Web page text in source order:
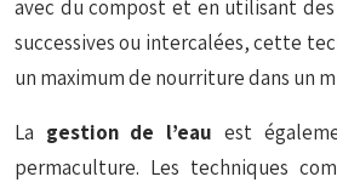
avec du compost et en utilisant
successives ou intercalées, cette
un maximum de nourriture dans un
La gestion de l’eau est
permaculture. Les techniques